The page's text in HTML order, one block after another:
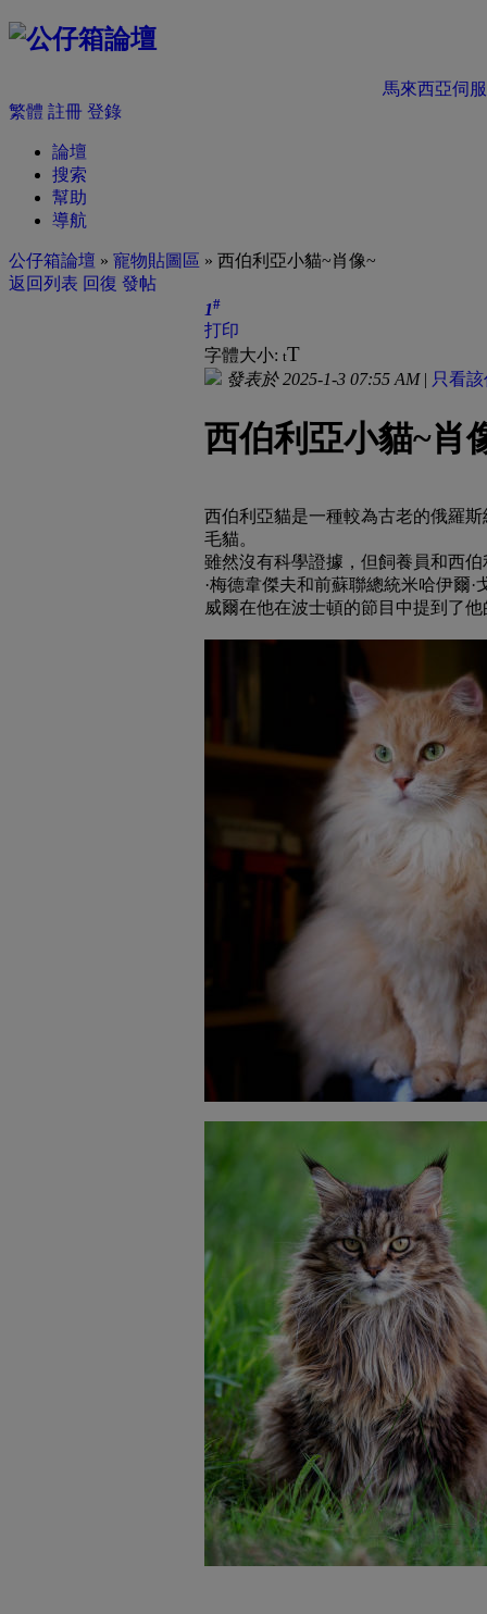
馬來西亞伺
繁體 註冊 登錄
論壇
搜索
幫助
導航
公仔箱論壇 » 寵物貼圖區 » 西伯利亞小貓~肖像~
返回列表 回復 發帖
1#
打印
字體大小: tT
發表於 2025-1-3 07:55 AM| 只看
西伯利亞小貓~肖
西伯利亞貓是一種較為古老的俄羅
毛貓。
雖然沒有科學證據，但飼養員和西
·梅德韋傑夫和前蘇聯總統米哈伊爾
威爾在他在波士頓的節目中提到了